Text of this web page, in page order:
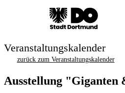
Veranstaltungskalender
zurück zum Veranstaltungskalender
Ausstellung "Giganten